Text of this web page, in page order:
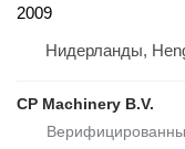
2009
Нидерланды,
CP Machinery B.V.